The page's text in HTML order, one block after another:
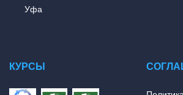
Уфа
КУРСЫ